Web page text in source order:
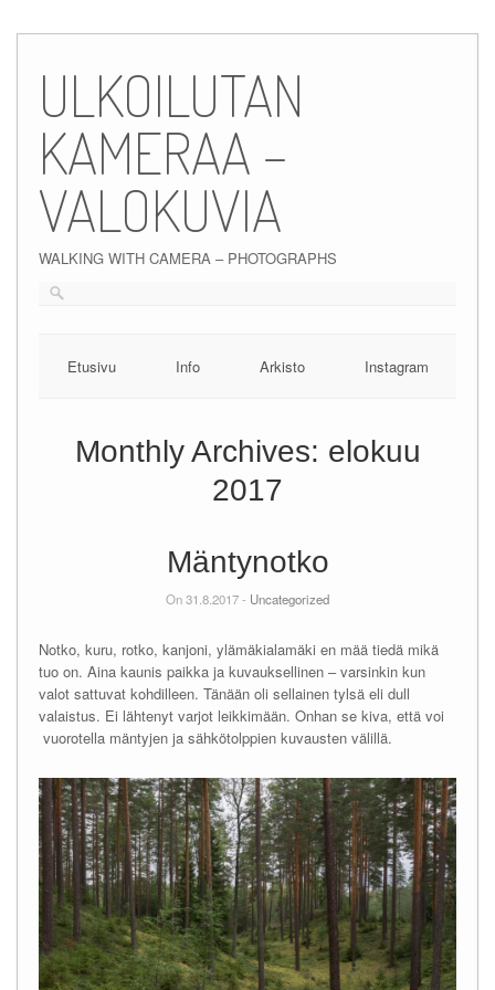
content
ULKOILUTAN
KAMERAA –
VALOKUVIA
WALKING WITH CAMERA – PHOTOGRAPHS
Etusivu Info Arkisto Instagram
Monthly Archives: elokuu
2017
Mäntynotko
On 31.8.2017 - Uncategorized
Notko, kuru, rotko, kanjoni, ylämäkialamäki en mää tiedä mikä
tuo on. Aina kaunis paikka ja kuvauksellinen – varsinkin kun
valot sattuvat kohdilleen. Tänään oli sellainen tylsä eli dull
valaistus. Ei lähtenyt varjot leikkimään. Onhan se kiva, että voi
vuorotella mäntyjen ja sähkötolppien kuvausten välillä.